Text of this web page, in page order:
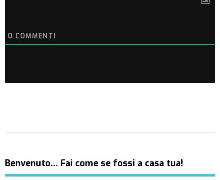
0 COMMENTI
Benvenuto… Fai come se fossi a casa tua!